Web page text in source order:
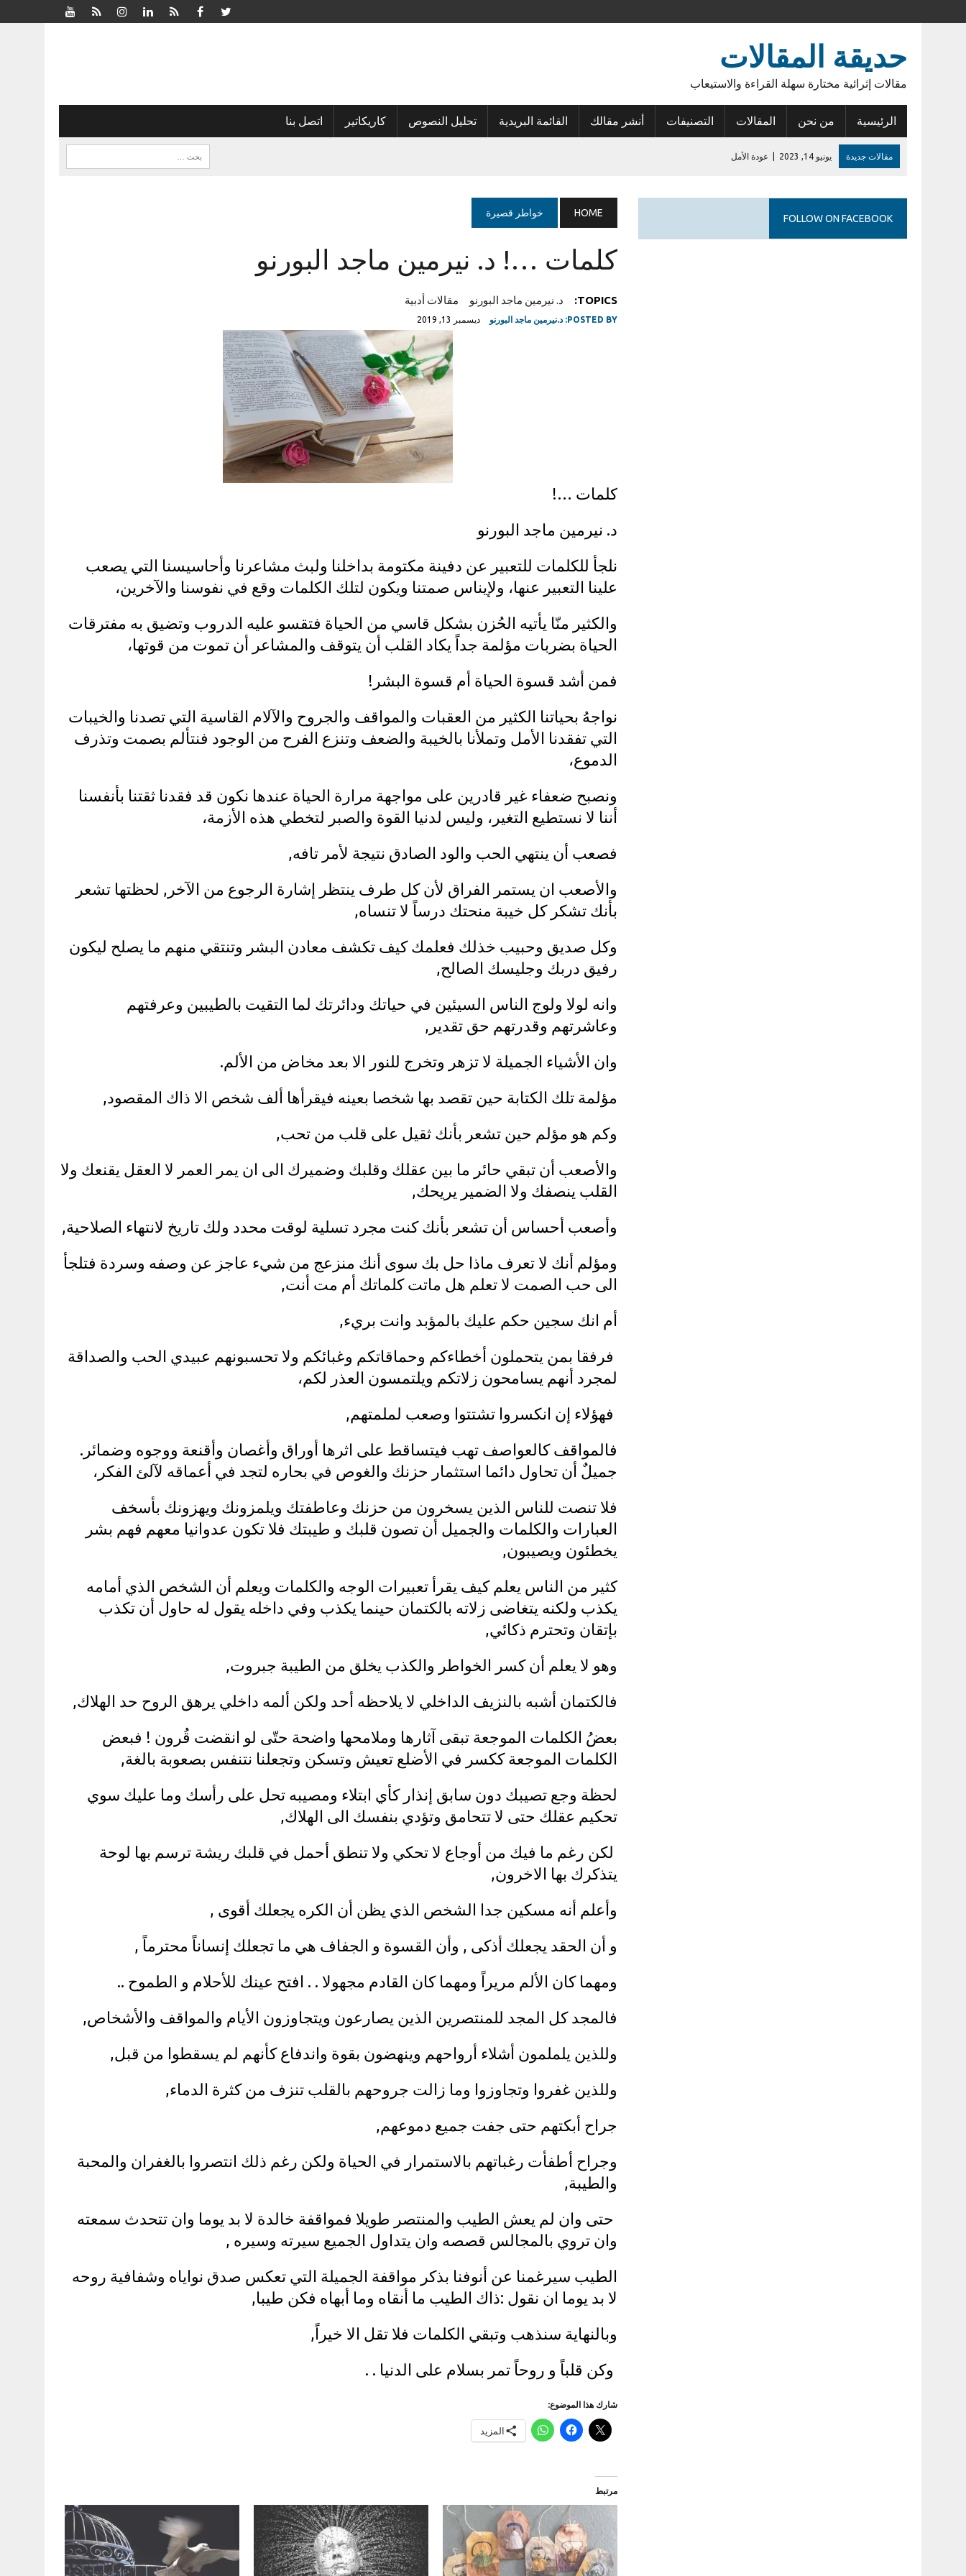
حديقة المقالات
مقالات إثرائية مختارة سهلة القراءة والاستيعاب
الرئيسية من نحن المقالات التصنيفات أنشر مقالك القائمة البريدية تحليل النصوص كاريكاتير اتصل بنا
مقالات جديدة يونيو 14, 2023 عودة الأمل
HOME خواطر قصيرة
كلمات …! د. نيرمين ماجد البورنو
TOPICS: د. نيرمين ماجد البورنو مقالات أدبية
POSTED BY: د.نيرمين ماجد البورنو ديسمبر 13, 2019
كلمات …!
د. نيرمين ماجد البورنو
نلجأ للكلمات للتعبير عن دفينة مكتومة بداخلنا ولبث مشاعرنا وأحاسيسنا التي يصعب
علينا التعبير عنها، ولإيناس صمتنا ويكون لتلك الكلمات وقع في نفوسنا والآخرين،
والكثير منّا يأتيه الحُزن بشكل قاسي من الحياة فتقسو عليه الدروب وتضيق به مفترقات
الحياة بضربات مؤلمة جداً يكاد القلب أن يتوقف والمشاعر أن تموت من قوتها،
فمن أشد قسوة الحياة أم قسوة البشر!
نواجهُ بحياتنا الكثير من العقبات والمواقف والجروح والآلام القاسية التي تصدنا والخيبات
التي تفقدنا الأمل وتملأنا بالخيبة والضعف وتنزع الفرح من الوجود فنتألم بصمت وتذرف
الدموع،
ونصبح ضعفاء غير قادرين على مواجهة مرارة الحياة عندها نكون قد فقدنا ثقتنا بأنفسنا
أننا لا نستطيع التغير، وليس لدنيا القوة والصبر لتخطي هذه الأزمة،
فصعب أن ينتهي الحب والود الصادق نتيجة لأمر تافه,
والأصعب ان يستمر الفراق لأن كل طرف ينتظر إشارة الرجوع من الآخر, لحظتها تشعر
بأنك تشكر كل خيبة منحتك درساً لا تنساه,
وكل صديق وحبيب خذلك فعلمك كيف تكشف معادن البشر وتنتقي منهم ما يصلح ليكون
رفيق دربك وجليسك الصالح,
وانه لولا ولوج الناس السيئين في حياتك ودائرتك لما التقيت بالطيبين وعرفتهم
وعاشرتهم وقدرتهم حق تقدير,
وان الأشياء الجميلة لا تزهر وتخرج للنور الا بعد مخاض من الألم.
مؤلمة تلك الكتابة حين تقصد بها شخصا بعينه فيقرأها ألف شخص الا ذاك المقصود,
وكم هو مؤلم حين تشعر بأنك ثقيل على قلب من تحب,
والأصعب أن تبقي حائر ما بين عقلك وقلبك وضميرك الى ان يمر العمر لا العقل يقنعك ولا
القلب ينصفك ولا الضمير يريحك,
وأصعب أحساس أن تشعر بأنك كنت مجرد تسلية لوقت محدد ولك تاريخ لانتهاء الصلاحية,
ومؤلم أنك لا تعرف ماذا حل بك سوى أنك منزعج من شيء عاجز عن وصفه وسردة فتلجأ
الى حب الصمت لا تعلم هل ماتت كلماتك أم مت أنت,
أم انك سجين حكم عليك بالمؤبد وانت بريء,
فرفقا بمن يتحملون أخطاءكم وحماقاتكم وغبائكم ولا تحسبونهم عبيدي الحب والصداقة
لمجرد أنهم يسامحون زلاتكم ويلتمسون العذر لكم،
فهؤلاء إن انكسروا تشتتوا وصعب لملمتهم,
فالمواقف كالعواصف تهب فيتساقط على اثرها أوراق وأغصان وأقنعة ووجوه وضمائر.
جميلٌ أن تحاول دائما استثمار حزنك والغوص في بحاره لتجد في أعماقه لآلئ الفكر،
فلا تنصت للناس الذين يسخرون من حزنك وعاطفتك ويلمزونك ويهزونك بأسخف
العبارات والكلمات والجميل أن تصون قلبك و طيبتك فلا تكون عدوانيا معهم فهم بشر
يخطئون ويصيبون,
كثير من الناس يعلم كيف يقرأ تعبيرات الوجه والكلمات ويعلم أن الشخص الذي أمامه
يكذب ولكنه يتغاضى زلاته بالكتمان حينما يكذب وفي داخله يقول له حاول أن تكذب
بإتقان وتحترم ذكائي,
وهو لا يعلم أن كسر الخواطر والكذب يخلق من الطيبة جبروت,
فالكتمان أشبه بالنزيف الداخلي لا يلاحظه أحد ولكن ألمه داخلي يرهق الروح حد الهلاك,
بعضُ الكلمات الموجعة تبقى آثارها وملامحها واضحة حتّى لو انقضت قُرون ! فبعض
الكلمات الموجعة ككسر في الأضلع تعيش وتسكن وتجعلنا نتنفس بصعوبة بالغة,
لحظة وجع تصيبك دون سابق إنذار كأي ابتلاء ومصيبه تحل على رأسك وما عليك سوي
تحكيم عقلك حتى لا تتحامق وتؤدي بنفسك الى الهلاك,
لكن رغم ما فيك من أوجاع لا تحكي ولا تنطق أحمل في قلبك ريشة ترسم بها لوحة
يتذكرك بها الاخرون,
وأعلم أنه مسكين جدا الشخص الذي يظن أن الكره يجعلك أقوى ,
و أن الحقد يجعلك أذكى , وأن القسوة و الجفاف هي ما تجعلك إنساناً محترماً ,
ومهما كان الألم مريراً ومهما كان القادم مجهولا . . افتح عينك للأحلام و الطموح ..
فالمجد كل المجد للمنتصرين الذين يصارعون ويتجاوزون الأيام والمواقف والأشخاص,
وللذين يلملمون أشلاء أرواحهم وينهضون بقوة واندفاع كأنهم لم يسقطوا من قبل,
وللذين غفروا وتجاوزوا وما زالت جروحهم بالقلب تنزف من كثرة الدماء,
جراح أبكتهم حتى جفت جميع دموعهم,
وجراح أطفأت رغباتهم بالاستمرار في الحياة ولكن رغم ذلك انتصروا بالغفران والمحبة
والطيبة,
حتى وان لم يعش الطيب والمنتصر طويلا فمواقفة خالدة لا بد يوما وان تتحدث سمعته
وان تروي بالمجالس قصصه وان يتداول الجميع سيرته وسيره ,
الطيب سيرغمنا عن أنوفنا بذكر مواقفة الجميلة التي تعكس صدق نواياه وشفافية روحه
لا بد يوما ان نقول :ذاك الطيب ما أنقاه وما أبهاه فكن طيبا,
وبالنهاية سنذهب وتبقي الكلمات فلا تقل الا خيراً,
وكن قلباً و روحاً تمر بسلام على الدنيا . .
شارك هذا الموضوع:
المزيد
مرتبط
FOLLOW ON FACEBOOK